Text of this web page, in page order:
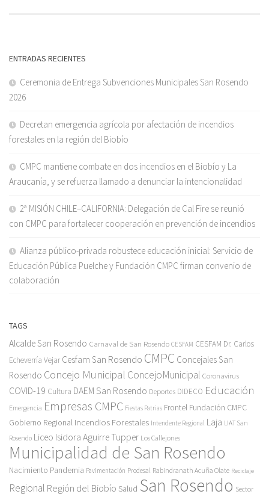
ENTRADAS RECIENTES
Ceremonia de Entrega Subvenciones Municipales San Rosendo
2026
Decretan emergencia agrícola por afectación de incendios
forestales en la región del Biobío
CMPC mantiene combate en dos incendios en el Biobío y La
Araucanía, y se refuerza llamado a denunciar la intencionalidad
2ª MISIÓN CHILE–CALIFORNIA: Delegación de Cal Fire se reunió
con CMPC para fortalecer cooperación en prevención de incendios
Alianza público-privada robustece educación inicial: Servicio de
Educación Pública Puelche y Fundación CMPC firman convenio de
colaboración
TAGS
Alcalde San Rosendo Carnaval de San Rosendo CESFAM CESFAM Dr. Carlos
Echeverría Vejar Cesfam San Rosendo CMPC Concejales San
Rosendo Concejo Municipal ConcejoMunicipal Coronavirus
COVID-19 Cultura DAEM San Rosendo Deportes DIDECO Educación
Emergencia Empresas CMPC Fiestas Patrias Frontel Fundación CMPC
Gobierno Regional Incendios Forestales Intendente Regional Laja LIAT San
Rosendo Liceo Isidora Aguirre Tupper Los Callejones
Municipalidad de San Rosendo
Nacimiento Pandemia Pavimentación Prodesal Rabindranath Acuña Olate Reciclaje
Regional Región del Biobío Salud San Rosendo Sector